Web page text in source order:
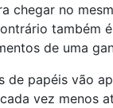
chegar no
também
de uma
de papéis vão
vez menos